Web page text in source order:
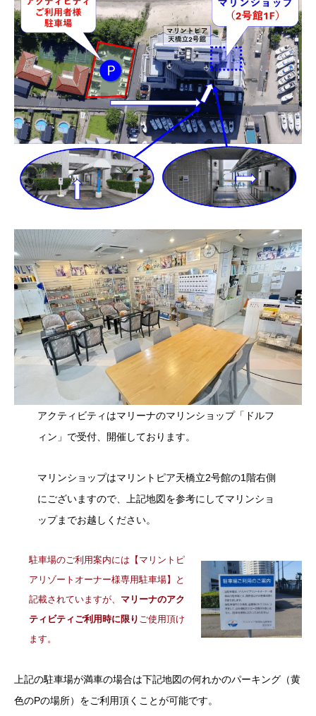
アクティビティはマリーナのマリンショップ「ドルフ
ィン」で受付、開催しております。
マリンショップはマリントピア天橋立2号館の1階右側
にございますので、上記地図を参考にしてマリンショ
ップまでお越しください。
駐車場のご利用案内には【マリントピ
アリゾートオーナー様専用駐車場】と
記載されていますが、 マリーナのアク
ティビティご利用時に限り ご使用頂け
ます。
上記の駐車場が満車の場合は下記地図の何れかのパーキング（黄
色のPの場所）をご利用頂くことが可能です。